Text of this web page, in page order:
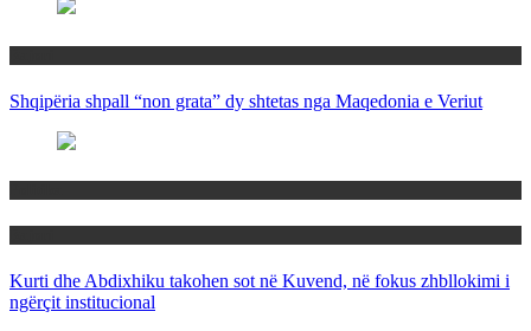
Shqipëria shpall “non grata” dy shtetas nga Maqedonia e Veriut
Kurti dhe Abdixhiku takohen sot në Kuvend, në fokus zhbllokimi i
ngërçit institucional